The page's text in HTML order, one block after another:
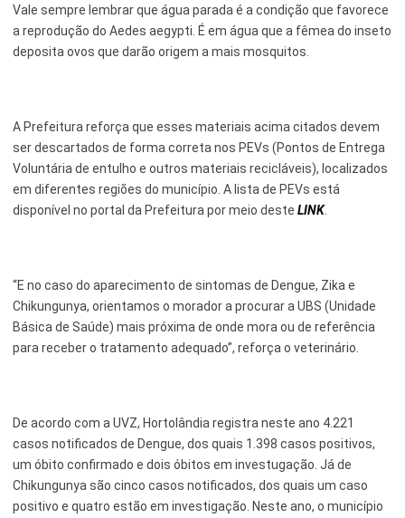
Vale sempre lembrar que água parada é a condição que favorece
a reprodução do Aedes aegypti. É em água que a fêmea do inseto
deposita ovos que darão origem a mais mosquitos.
A Prefeitura reforça que esses materiais acima citados devem
ser descartados de forma correta nos PEVs (Pontos de Entrega
Voluntária de entulho e outros materiais recicláveis), localizados
em diferentes regiões do município. A lista de PEVs está
disponível no portal da Prefeitura por meio deste LINK.
“E no caso do aparecimento de sintomas de Dengue, Zika e
Chikungunya, orientamos o morador a procurar a UBS (Unidade
Básica de Saúde) mais próxima de onde mora ou de referência
para receber o tratamento adequado”, reforça o veterinário.
De acordo com a UVZ, Hortolândia registra neste ano 4.221
casos notificados de Dengue, dos quais 1.398 casos positivos,
um óbito confirmado e dois óbitos em investugação. Já de
Chikungunya são cinco casos notificados, dos quais um caso
positivo e quatro estão em investigação. Neste ano, o município